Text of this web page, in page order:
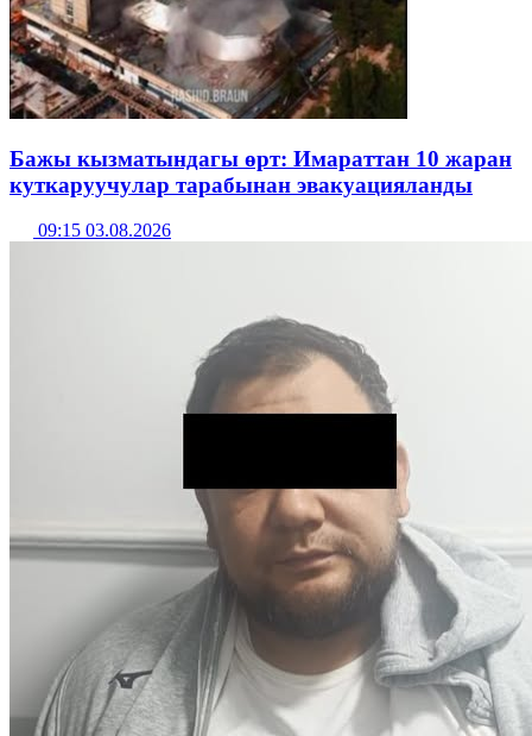
Бажы кызматындагы өрт: Имараттан 10 жаран
куткаруучулар тарабынан эвакуацияланды
09:15 03.08.2026